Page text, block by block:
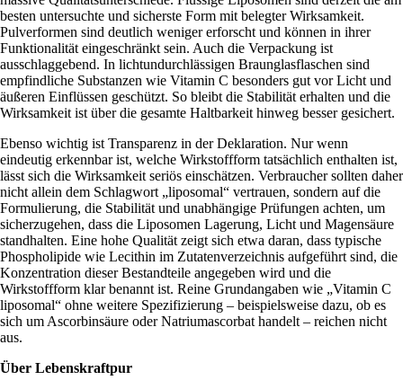
besten untersuchte und sicherste Form mit belegter Wirksamkeit.
Pulverformen sind deutlich weniger erforscht und können in ihrer
Funktionalität eingeschränkt sein. Auch die Verpackung ist
ausschlaggebend. In lichtundurchlässigen Braunglasflaschen sind
empfindliche Substanzen wie Vitamin C besonders gut vor Licht und
äußeren Einflüssen geschützt. So bleibt die Stabilität erhalten und die
Wirksamkeit ist über die gesamte Haltbarkeit hinweg besser gesichert.
Ebenso wichtig ist Transparenz in der Deklaration. Nur wenn
eindeutig erkennbar ist, welche Wirkstoffform tatsächlich enthalten ist,
lässt sich die Wirksamkeit seriös einschätzen. Verbraucher sollten daher
nicht allein dem Schlagwort „liposomal“ vertrauen, sondern auf die
Formulierung, die Stabilität und unabhängige Prüfungen achten, um
sicherzugehen, dass die Liposomen Lagerung, Licht und Magensäure
standhalten. Eine hohe Qualität zeigt sich etwa daran, dass typische
Phospholipide wie Lecithin im Zutatenverzeichnis aufgeführt sind, die
Konzentration dieser Bestandteile angegeben wird und die
Wirkstoffform klar benannt ist. Reine Grundangaben wie „Vitamin C
liposomal“ ohne weitere Spezifizierung – beispielsweise dazu, ob es
sich um Ascorbinsäure oder Natriumascorbat handelt – reichen nicht
aus.
Über Lebenskraftpur